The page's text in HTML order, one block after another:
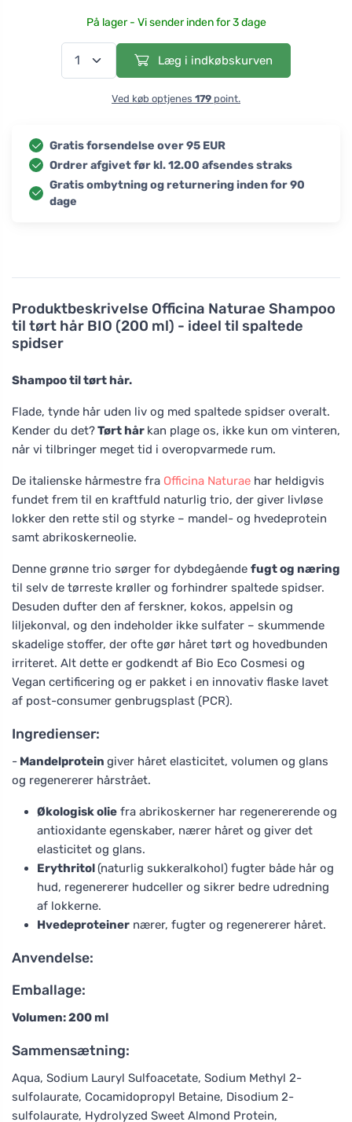
Produktbeskrivelse Officina Naturae Shampoo
til tørt hår BIO (200 ml) - ideel til spaltede
spidser
Shampoo til tørt hår.
Flade, tynde hår uden liv og med spaltede spidser overalt.
Kender du det?Tørt hår kan plage os, ikke kun om vinteren,
når vi tilbringer meget tid i overopvarmede rum.
De italienske hårmestre fra Officina Naturae har heldigvis
fundet frem til en kraftfuld naturlig trio, der giver livløse
lokker den rette stil og styrke – mandel- og hvedeprotein
samt abrikoskerneolie.
Denne grønne trio sørger for dybdegående fugt og næring
til selv de tørreste krøller og forhindrer spaltede spidser.
Desuden dufter den af ferskner, kokos, appelsin og
liljekonval, og den indeholder ikke sulfater – skummende
skadelige stoffer, der ofte gør håret tørt og hovedbunden
irriteret. Alt dette er godkendt af Bio Eco Cosmesi og
Vegan certificering og er pakket i en innovativ flaske lavet
af post-consumer genbrugsplast (PCR).
Ingredienser:
- Mandelprotein giver håret elasticitet, volumen og glans
og regenererer hårstrået.
Økologisk olie fra abrikoskerner har regenererende og
antioxidante egenskaber, nærer håret og giver det
elasticitet og glans.
Erythritol(naturlig sukkeralkohol) fugter både hår og
hud, regenererer hudceller og sikrer bedre udredning
af lokkerne.
Hvedeproteiner nærer, fugter og regenererer håret.
Anvendelse:
Emballage:
Volumen: 200 ml
Sammensætning:
Aqua, Sodium Lauryl Sulfoacetate, Sodium Methyl 2-
sulfolaurate, Cocamidopropyl Betaine, Disodium 2-
sulfolaurate, Hydrolyzed Sweet Almond Protein,
På lager - Vi sender inden for 3 dage
Læg i indkøbskurven
Ved køb optjenes 179 point.
Gratis forsendelse over 95 EUR
Ordrer afgivet før kl. 12.00 afsendes straks
Gratis ombytning og returnering inden for 90
dage